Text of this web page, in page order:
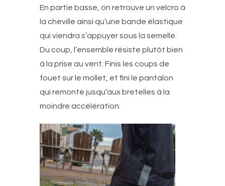
En partie basse, on retrouve un velcro à
la cheville ainsi qu’une bande élastique
qui viendra s’appuyer sous la semelle.
Du coup, l’ensemble résiste plutôt bien
à la prise au vent. Finis les coups de
fouet sur le mollet, et fini le pantalon
qui remonte jusqu’aux bretelles à la
moindre accélération.